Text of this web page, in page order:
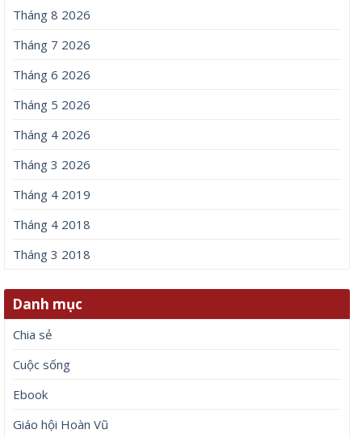
Tháng 8 2026
Tháng 7 2026
Tháng 6 2026
Tháng 5 2026
Tháng 4 2026
Tháng 3 2026
Tháng 4 2019
Tháng 4 2018
Tháng 3 2018
Danh mục
Chia sẻ
Cuộc sống
Ebook
Giáo hội Hoàn Vũ